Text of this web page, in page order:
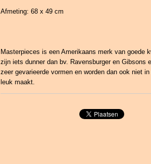
Afmeting: 68 x 49 cm
Masterpieces is een Amerikaans merk van goede
zijn iets dunner dan bv. Ravensburger en Gibsons
zeer gevarieerde vormen en worden dan ook niet
leuk maakt.